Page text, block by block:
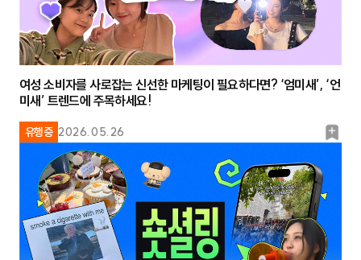
유행중 2026.05.26
북
크
여성 소비자를 사로잡는 신선한 마케팅이 필요하다면? ‘엄미새’, ‘언
미새’ 트렌드에 주목하세요!